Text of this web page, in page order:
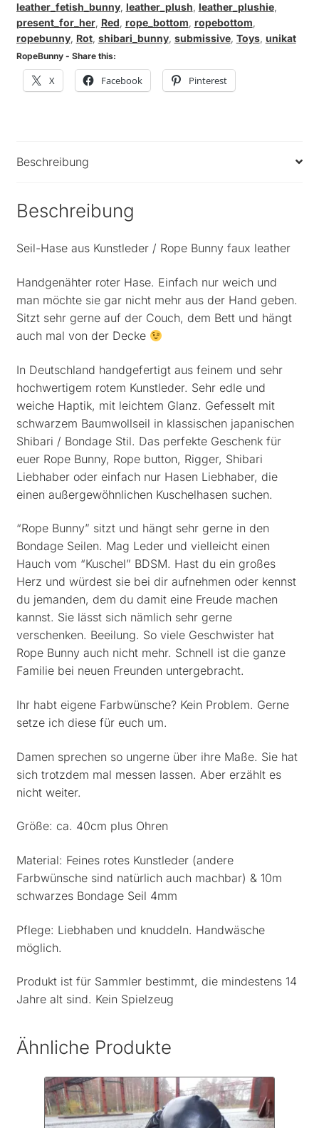
leather_fetish_bunny, leather_plush, leather_plushie,
present_for_her, Red, rope_bottom, ropebottom,
ropebunny, Rot, shibari_bunny, submissive, Toys, unikat
RopeBunny - Share this:
X Facebook Pinterest
Beschreibung
Beschreibung
Seil-Hase aus Kunstleder / Rope Bunny faux leather
Handgenähter roter Hase. Einfach nur weich und
man möchte sie gar nicht mehr aus der Hand geben.
Sitzt sehr gerne auf der Couch, dem Bett und hängt
auch mal von der Decke
In Deutschland handgefertigt aus feinem und sehr
hochwertigem rotem Kunstleder. Sehr edle und
weiche Haptik, mit leichtem Glanz. Gefesselt mit
schwarzem Baumwollseil in klassischen japanischen
Shibari / Bondage Stil. Das perfekte Geschenk für
euer Rope Bunny, Rope button, Rigger, Shibari
Liebhaber oder einfach nur Hasen Liebhaber, die
einen außergewöhnlichen Kuschelhasen suchen.
“Rope Bunny” sitzt und hängt sehr gerne in den
Bondage Seilen. Mag Leder und vielleicht einen
Hauch vom “Kuschel” BDSM. Hast du ein großes
Herz und würdest sie bei dir aufnehmen oder kennst
du jemanden, dem du damit eine Freude machen
kannst. Sie lässt sich nämlich sehr gerne
verschenken. Beeilung. So viele Geschwister hat
Rope Bunny auch nicht mehr. Schnell ist die ganze
Familie bei neuen Freunden untergebracht.
Ihr habt eigene Farbwünsche? Kein Problem. Gerne
setze ich diese für euch um.
Damen sprechen so ungerne über ihre Maße. Sie hat
sich trotzdem mal messen lassen. Aber erzählt es
nicht weiter.
Größe: ca. 40cm plus Ohren
Material: Feines rotes Kunstleder (andere
Farbwünsche sind natürlich auch machbar) & 10m
schwarzes Bondage Seil 4mm
Pflege: Liebhaben und knuddeln. Handwäsche
möglich.
Produkt ist für Sammler bestimmt, die mindestens 14
Jahre alt sind. Kein Spielzeug
Ähnliche Produkte